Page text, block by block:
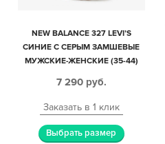
NEW BALANCE 327 LEVI’S
СИНИЕ С СЕРЫМ ЗАМШЕВЫЕ
МУЖСКИЕ-ЖЕНСКИЕ (35-44)
7 290 руб.
Заказать в 1 клик
Выбрать размер